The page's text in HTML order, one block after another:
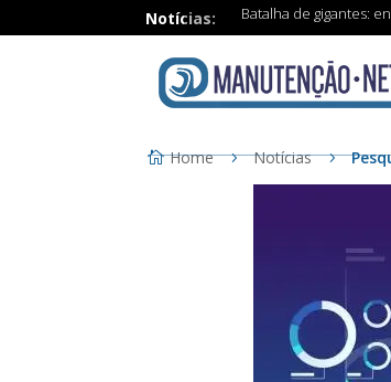
Notícias: Batalha de gigantes:
Home Notícias